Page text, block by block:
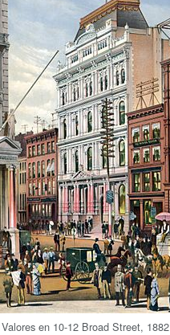
en 10-12 Broad Street, 1882